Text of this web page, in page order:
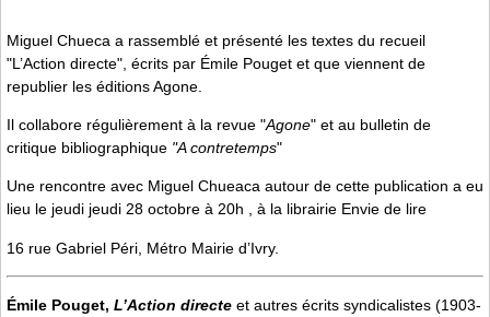
Miguel Chueca a rassemblé et présenté les textes du recueil
"L’Action directe", écrits par Émile Pouget et que viennent de
republier les éditions Agone.
Il collabore régulièrement à la revue "Agone" et au bulletin de
critique bibliographique "A contretemps"
Une rencontre avec Miguel Chueaca autour de cette publication a eu
lieu le jeudi jeudi 28 octobre à 20h , à la librairie Envie de lire
16 rue Gabriel Péri, Métro Mairie d’Ivry.
Émile Pouget, L’Action directe et autres écrits syndicalistes (1903-